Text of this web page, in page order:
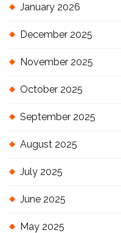
January 2026
December 2025
November 2025
October 2025
September 2025
August 2025
July 2025
June 2025
May 2025